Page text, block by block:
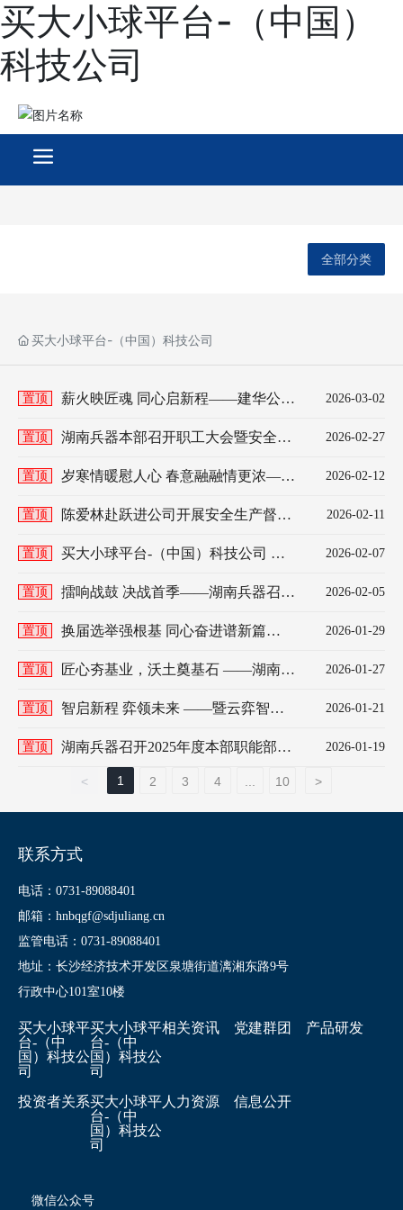
买大小球平台-（中国）
科技公司
全部分类
买大小球平台-（中国）科技公司
置顶
薪火映匠魂 同心启新程——建华公司
2026-03-02
置顶
湖南兵器本部召开职工大会暨安全知
质量发展新篇章
2026-02-27
置顶
岁寒情暖慰人心 春意融融情更浓——
2026-02-12
置顶
陈爱林赴跃进公司开展安全生产督导
2026-02-11
置顶
买大小球平台-（中国）科技公司 第
利召开
2026-02-07
置顶
擂响战鼓 决战首季——湖南兵器召开
2026-02-05
置顶
换届选举强根基 同心奋进谱新篇
（职工）代表大会圆满召开
2026-01-29
置顶
匠心夯基业，沃土奠基石 ——湖南兵
行
2026-01-27
置顶
智启新程 弈领未来 ——暨云弈智能
2026-01-21
置顶
湖南兵器召开2025年度本部职能部门
述职测评会
2026-01-19
< 1 2 3 4 ... 10 >
联系方式
电话：0731-89088401
邮箱：hnbqgf@sdjuliang.cn
监管电话：0731-89088401
地址：长沙经济技术开发区泉塘街道漓湘东路9号
行政中心101室10楼
买大小球平
台-（中
国）科技公
司
买大小球平
台-（中
国）科技公
司
相关资讯 党建群团 产品研发
投资者关系买大小球平
台-（中
国）科技公
司
人力资源 信息公开
微信公众号